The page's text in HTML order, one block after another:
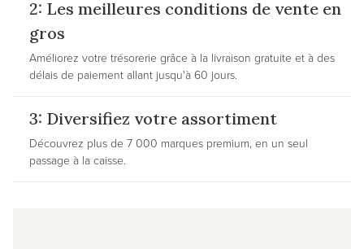
2: Les meilleures conditions de vente en
gros
Améliorez votre trésorerie grâce à la livraison gratuite et à des
délais de paiement allant jusqu'à 60 jours.
3: Diversifiez votre assortiment
Découvrez plus de 7 000 marques premium, en un seul
passage à la caisse.